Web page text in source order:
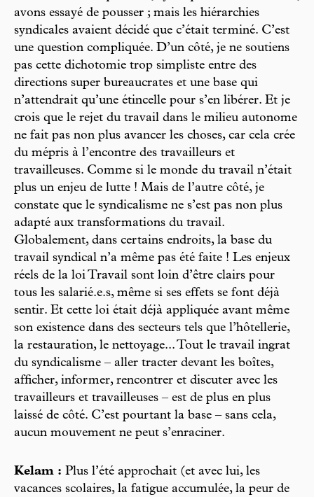
avons essayé de pousser ; mais les hiérarchies
syndicales avaient décidé que c’était terminé. C’est
une question compliquée. D’un côté, je ne soutiens
pas cette dichotomie trop simpliste entre des
directions super bureaucrates et une base qui
n’attendrait qu’une étincelle pour s’en libérer. Et je
crois que le rejet du travail dans le milieu autonome
ne fait pas non plus avancer les choses, car cela crée
du mépris à l’encontre des travailleurs et
travailleuses. Comme si le monde du travail n’était
plus un enjeu de lutte ! Mais de l’autre côté, je
constate que le syndicalisme ne s’est pas non plus
adapté aux transformations du travail.
Globalement, dans certains endroits, la base du
travail syndical n’a même pas été faite ! Les enjeux
réels de la loi Travail sont loin d’être clairs pour
tous les salarié.e.s, même si ses effets se font déjà
sentir. Et cette loi était déjà appliquée avant même
son existence dans des secteurs tels que l’hôtellerie,
la restauration, le nettoyage... Tout le travail ingrat
du syndicalisme – aller tracter devant les boîtes,
afficher, informer, rencontrer et discuter avec les
travailleurs et travailleuses – est de plus en plus
laissé de côté. C’est pourtant la base – sans cela,
aucun mouvement ne peut s’enraciner.
Kelam : Plus l’été approchait (et avec lui, les
vacances scolaires, la fatigue accumulée, la peur de